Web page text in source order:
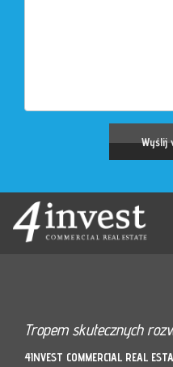
Tropem skutecznych
4INVEST COMMERCIAL REAL